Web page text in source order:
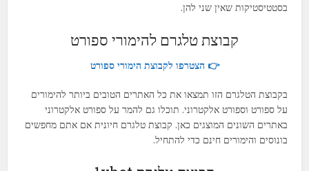
בסטטיסטיקות שאין שני להן.
קבוצת טלגרם להימורי ספורט
👉 הצטרפו לקבוצת הימורי ספורט
בקבוצת הטלגרם הזו תמצאו את כל האתרים הטובים ביותר להימורים
על ספורט וספורט אלקטרוני. תוכלו גם להמר על ספורט אלקטרוני
באתרים השונים המוצגים כאן. קבוצת טלגרם חיונית אם אתם מחפשים
בונוסים והימורים חינם כדי להתחיל.